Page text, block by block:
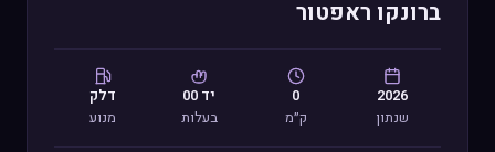
ברונקו ראפטור
2026
שנתון
0
ק״מ
יד 00
בעלות
דלק
מנוע